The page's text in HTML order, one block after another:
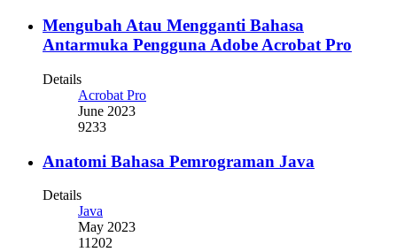
Mengubah Atau Mengganti Bahasa
Antarmuka Pengguna Adobe Acrobat Pro
Details
Acrobat Pro
June 2023
9233
Anatomi Bahasa Pemrograman Java
Details
Java
May 2023
11202